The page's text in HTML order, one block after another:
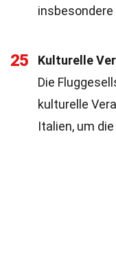
insbesondere
25
Kulturelle
Die
kulturelle
Italien, um